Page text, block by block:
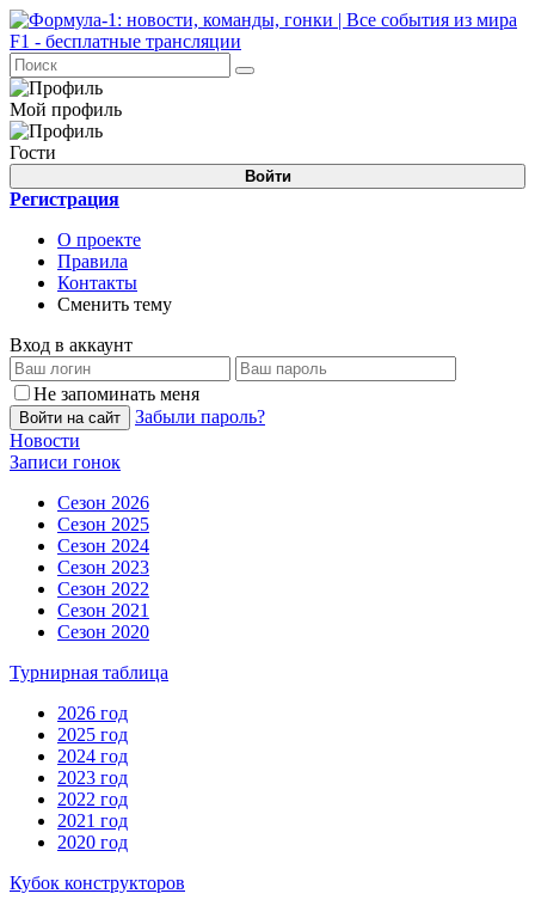
Мой профиль
Гости
Войти
Регистрация
О проекте
Правила
Контакты
Сменить тему
Вход в аккаунт
Не запоминать меня
Войти на сайт
Забыли пароль?
Новости
Записи гонок
Сезон 2026
Сезон 2025
Сезон 2024
Сезон 2023
Сезон 2022
Сезон 2021
Сезон 2020
Турнирная таблица
2026 год
2025 год
2024 год
2023 год
2022 год
2021 год
2020 год
Кубок конструкторов